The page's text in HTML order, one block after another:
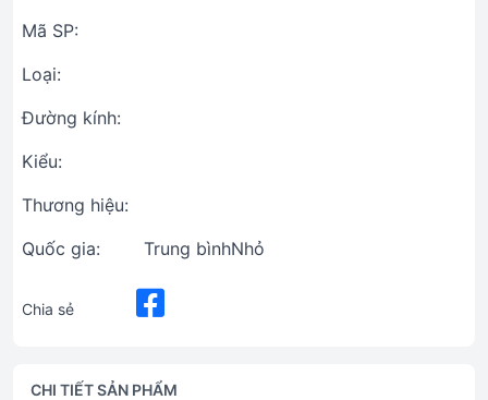
Mã SP:
Loại:
Đường kính:
Kiểu:
Thương hiệu:
Quốc gia:
Trung bìnhNhỏ
Chia sẻ
CHI TIẾT SẢN PHẨM